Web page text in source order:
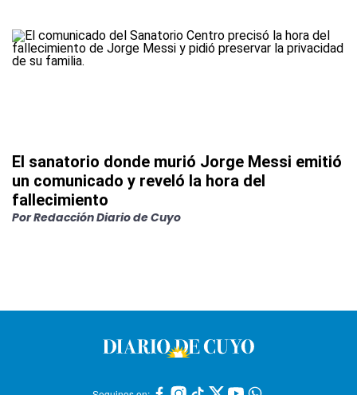
El sanatorio donde murió Jorge Messi emitió
un comunicado y reveló la hora del
fallecimiento
PorRedacción Diario de Cuyo